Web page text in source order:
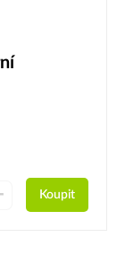
Koupit